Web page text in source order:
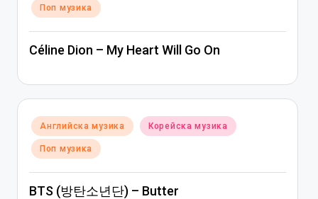
Поп музика
Céline Dion – My Heart Will Go On
Posted
in
Английска музика Корейска музика
Поп музика
BTS (방탄소년단) – Butter